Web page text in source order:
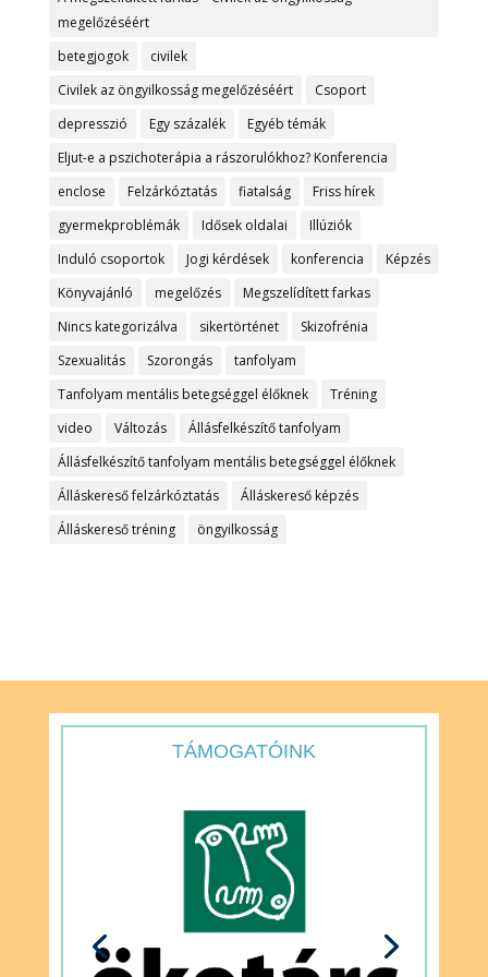
megelőzéséért
betegjogok
civilek
Civilek az öngyilkosság megelőzéséért
Csoport
depresszió
Egy százalék
Egyéb témák
Eljut-e a pszichoterápia a rászorulókhoz? Konferencia
enclose
Felzárkóztatás fiatalság
Friss hírek
gyermekproblémák
Idősek oldalai
Illúziók
Induló csoportok
Jogi kérdések konferencia
Képzés
Könyvajánló
megelőzés
Megszelídített farkas
Nincs kategorizálva
sikertörténet
Skizofrénia
Szexualitás
Szorongás
tanfolyam
Tanfolyam mentális betegséggel élőknek
Tréning
video
Változás
Állásfelkészítő tanfolyam
Állásfelkészítő tanfolyam mentális betegséggel élőknek
Álláskereső felzárkóztatás
Álláskereső képzés
Álláskereső tréning
öngyilkosság
TÁMOGATÓINK